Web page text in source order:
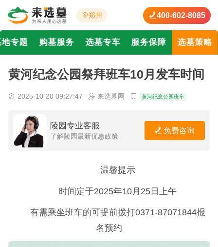
郑州 400-602-8085
地专题 购墓服务 选墓专车 服务保障 选墓策略
黄河纪念公园祭拜班车10月发车时间
2025-10-20 09:27:47 来选墓网 黄河纪念公园班车
陵园专业客服
了解陵园最新优惠政策
免费咨询
温馨提示
时间定于2025年10月25日上午
有需乘坐班车的可提前拨打0371-87071844报
名预约